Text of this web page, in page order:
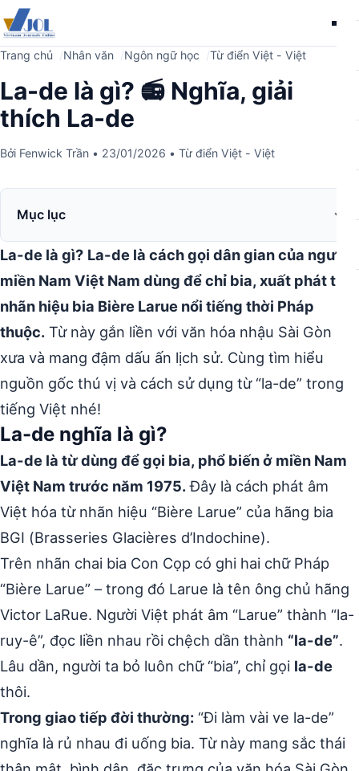
Trang chủ Nhân văn Ngôn ngữ học Từ điển Việt - Việt
La-de là gì? 📻 Nghĩa, giải
thích La-de
Bởi Fenwick Trần • 23/01/2026 • Từ điển Việt - Việt
Mục lục
La-de là gì? La-de là cách gọi dân gian của người
miền Nam Việt Nam dùng để chỉ bia, xuất phát từ
nhãn hiệu bia Bière Larue nổi tiếng thời Pháp
thuộc. Từ này gắn liền với văn hóa nhậu Sài Gòn
xưa và mang đậm dấu ấn lịch sử. Cùng tìm hiểu
nguồn gốc thú vị và cách sử dụng từ “la-de” trong
tiếng Việt nhé!
La-de nghĩa là gì?
La-de là từ dùng để gọi bia, phổ biến ở miền Nam
Việt Nam trước năm 1975.Đây là cách phát âm
Việt hóa từ nhãn hiệu “Bière Larue” của hãng bia
BGI (Brasseries Glacières d’Indochine).
Trên nhãn chai bia Con Cọp có ghi hai chữ Pháp
“Bière Larue” – trong đó Larue là tên ông chủ hãng
Victor LaRue. Người Việt phát âm “Larue” thành “la-
ruy-ê”, đọc liền nhau rồi chệch dần thành “la-de”.
Lâu dần, người ta bỏ luôn chữ “bia”, chỉ gọi la-de
thôi.
Trong giao tiếp đời thường: “Đi làm vài ve la-de”
nghĩa là rủ nhau đi uống bia. Từ này mang sắc thái